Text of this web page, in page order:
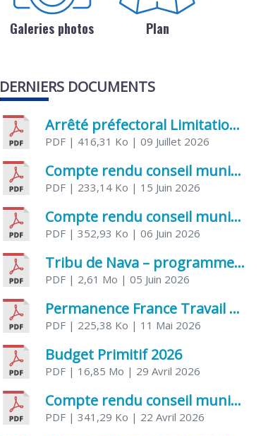
Galeries photos Plan
DERNIERS DOCUMENTS
Arrêté préfectoral Limitation provisoire des usages de l’eau
PDF | 416,31 Ko | 09 Juillet 2026
Compte rendu conseil municipal 5 juin 2026 sénatoriale
PDF | 233,14 Ko | 15 Juin 2026
Compte rendu conseil municipal – 21 avril 2026
PDF | 352,93 Ko | 06 Juin 2026
Tribu de Nava – programme et inscriptions été 2026
PDF | 2,61 Mo | 05 Juin 2026
Permanence France Travail au CCAS de Saujon Juin 2026
PDF | 225,38 Ko | 11 Mai 2026
Budget Primitif 2026
PDF | 16,85 Mo | 29 Avril 2026
Compte rendu conseil municipal – 7 avril 2026
PDF | 341,29 Ko | 22 Avril 2026